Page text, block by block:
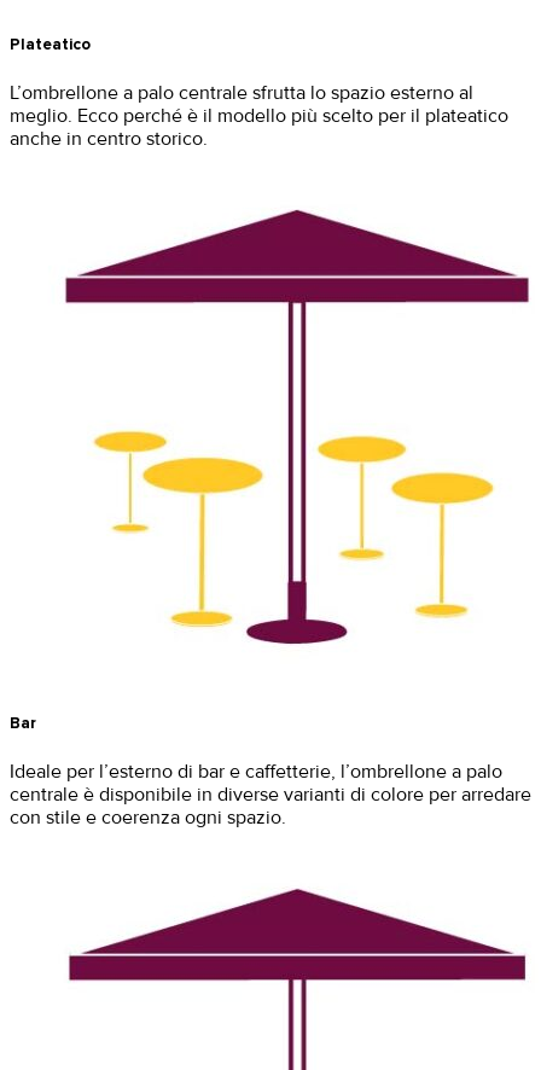
Plateatico
L’ombrellone a palo centrale sfrutta lo spazio esterno al
meglio. Ecco perché è il modello più scelto per il plateatico
anche in centro storico.
Bar
Ideale per l’esterno di bar e caffetterie, l’ombrellone a palo
centrale è disponibile in diverse varianti di colore per arredare
con stile e coerenza ogni spazio.